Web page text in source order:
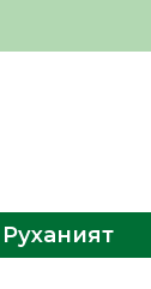
Руханият